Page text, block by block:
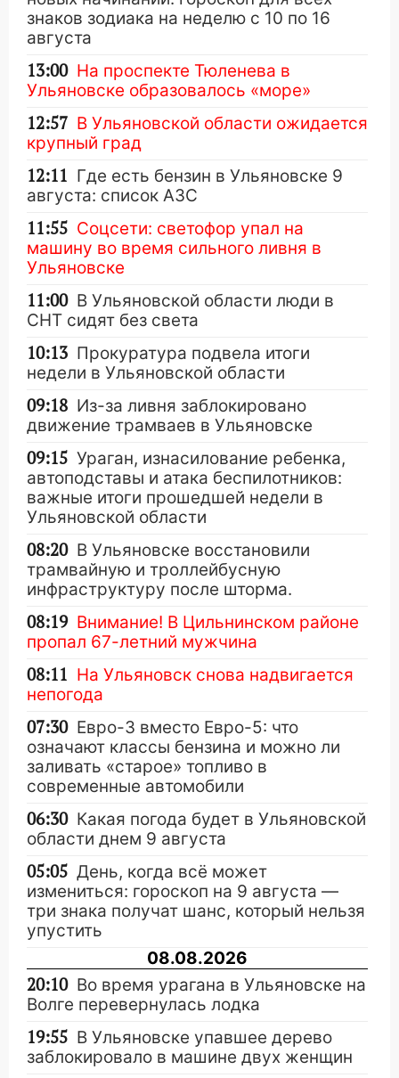
знаков зодиака на неделю с 10 по 16
августа
13:00 На проспекте Тюленева в
Ульяновске образовалось «море»
12:57 В Ульяновской области ожидается
крупный град
12:11 Где есть бензин в Ульяновске 9
августа: список АЗС
11:55 Соцсети: светофор упал на
машину во время сильного ливня в
Ульяновске
11:00 В Ульяновской области люди в
СНТ сидят без света
10:13 Прокуратура подвела итоги
недели в Ульяновской области
09:18 Из-за ливня заблокировано
движение трамваев в Ульяновске
09:15 Ураган, изнасилование ребенка,
автоподставы и атака беспилотников:
важные итоги прошедшей недели в
Ульяновской области
08:20 В Ульяновске восстановили
трамвайную и троллейбусную
инфраструктуру после шторма.
08:19 Внимание! В Цильнинском районе
пропал 67-летний мужчина
08:11 На Ульяновск снова надвигается
непогода
07:30 Евро-3 вместо Евро-5: что
означают классы бензина и можно ли
заливать «старое» топливо в
современные автомобили
06:30 Какая погода будет в Ульяновской
области днем 9 августа
05:05 День, когда всё может
измениться: гороскоп на 9 августа —
три знака получат шанс, который нельзя
упустить
08.08.2026
20:10 Во время урагана в Ульяновске на
Волге перевернулась лодка
19:55 В Ульяновске упавшее дерево
заблокировало в машине двух женщин